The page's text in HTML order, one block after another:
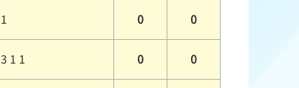
0 0
1 1 0 0